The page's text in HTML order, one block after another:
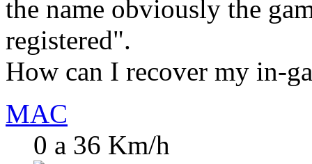
the name obviously the
registered".
How can I recover my in-
MAC
0 a 36 Km/h